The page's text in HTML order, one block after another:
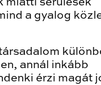
miatti sérülések
a gyalog
annál inkább
érzi magát